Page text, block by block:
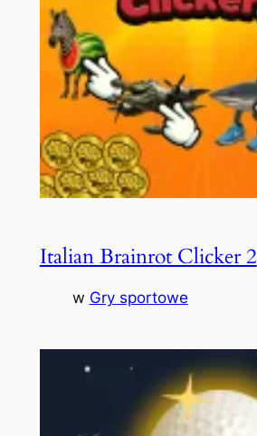
Italian Brainrot Clicker 2
w Gry sportowe